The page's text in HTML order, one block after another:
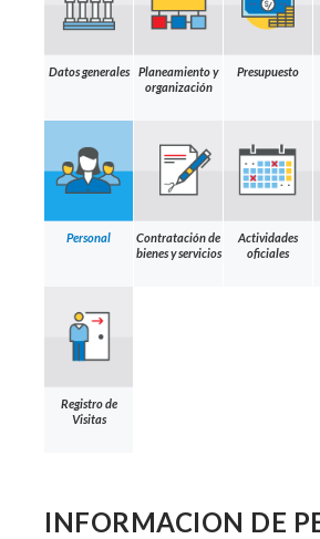
Datos generales
Planeamiento y
organización
Presupuesto
Personal
Contratación de
bienes y servicios
Actividades
oficiales
Registro de
Visitas
INFORMACION DE